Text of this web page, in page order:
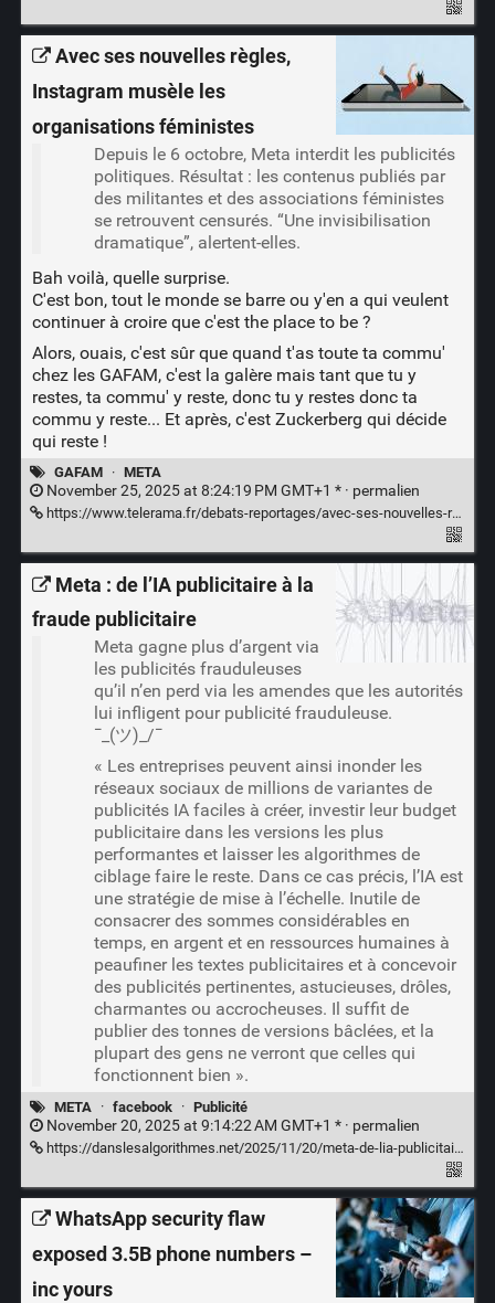
Avec ses nouvelles règles,
Instagram musèle les
organisations féministes
Depuis le 6 octobre, Meta interdit les publicités
politiques. Résultat : les contenus publiés par
des militantes et des associations féministes
se retrouvent censurés. “Une invisibilisation
dramatique”, alertent-elles.
Bah voilà, quelle surprise.
C'est bon, tout le monde se barre ou y'en a qui veulent
continuer à croire que c'est the place to be ?
Alors, ouais, c'est sûr que quand t'as toute ta commu'
chez les GAFAM, c'est la galère mais tant que tu y
restes, ta commu' y reste, donc tu y restes donc ta
commu y reste... Et après, c'est Zuckerberg qui décide
qui reste !
GAFAM · META
November 25, 2025 at 8:24:19 PM GMT+1 * · permalien
https://www.telerama.fr/debats-reportages/avec-ses-nouvelles-regles-instagram-musele-les-organisations-feministes-7028430.php
Meta : de l’IA publicitaire à la
fraude publicitaire
Meta gagne plus d’argent via
les publicités frauduleuses
qu’il n’en perd via les amendes que les autorités
lui infligent pour publicité frauduleuse.
¯_(ツ)_/¯
« Les entreprises peuvent ainsi inonder les
réseaux sociaux de millions de variantes de
publicités IA faciles à créer, investir leur budget
publicitaire dans les versions les plus
performantes et laisser les algorithmes de
ciblage faire le reste. Dans ce cas précis, l’IA est
une stratégie de mise à l’échelle. Inutile de
consacrer des sommes considérables en
temps, en argent et en ressources humaines à
peaufiner les textes publicitaires et à concevoir
des publicités pertinentes, astucieuses, drôles,
charmantes ou accrocheuses. Il suffit de
publier des tonnes de versions bâclées, et la
plupart des gens ne verront que celles qui
fonctionnent bien ».
META · facebook · Publicité
November 20, 2025 at 9:14:22 AM GMT+1 * · permalien
https://danslesalgorithmes.net/2025/11/20/meta-de-lia-publicitaire-a-la-fraude-publicitaire/
WhatsApp security flaw
exposed 3.5B phone numbers –
inc yours